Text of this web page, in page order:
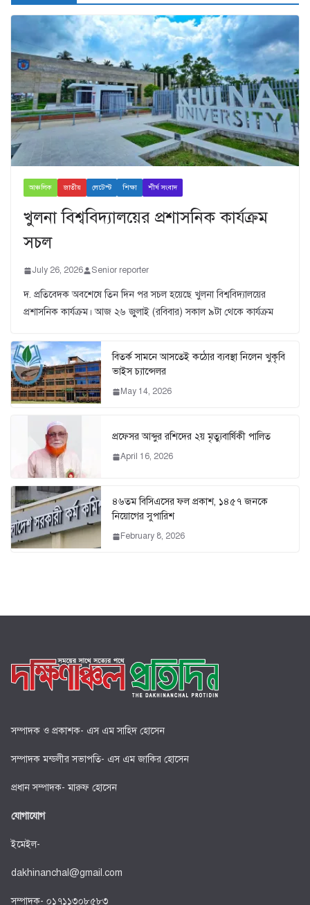
আঞ্চলিক জাতীয় লেটেস্ট শিক্ষা শীর্ষ সংবাদ
খুলনা বিশ্ববিদ্যালয়ের প্রশাসনিক কার্যক্রম
সচল
July 26, 2026 Senior reporter
দ. প্রতিবেদক অবশেষে তিন দিন পর সচল হয়েছে খুলনা বিশ্ববিদ্যালয়ের
প্রশাসনিক কার্যক্রম। আজ ২৬ জুুলাই (রবিবার) সকাল ৯টা থেকে কার্যক্রম
বিতর্ক সামনে আসতেই কঠোর ব্যবস্থা নিলেন খুকৃবি
ভাইস চ্যান্সেলর
May 14, 2026
প্রফেসর আব্দুর রশিদের ২য় মৃত্যুবার্ষিকী পালিত
April 16, 2026
৪৬তম বিসিএসের ফল প্রকাশ, ১৪৫৭ জনকে
নিয়োগের সুপারিশ
February 8, 2026
সম্পাদক ও প্রকাশক- এস এম সাহিদ হোসেন
সম্পাদক মন্ডলীর সভাপতি- এস এম জাকির হোসেন
প্রধান সম্পাদক- মারুফ হোসেন
যোগাযোগ
ইমেইল-
dakhinanchal@gmail.com
সম্পাদক- ০১৭১১৩০৮৫৮৩